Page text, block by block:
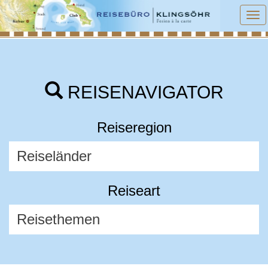
REISENAVIGATOR
Reiseregion
Reiseart